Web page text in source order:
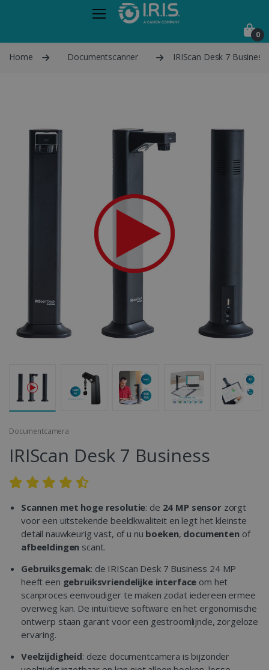
0
Home Documentscanner IRIScan Desk 7 Business
Documentcamera
IRIScan Desk 7 Business
Scannen met hoge resolutie: de 24 MP sensorzorgt
voor een uitstekende beeldkwaliteit en legt het kleinste
detail nauwkeurig vast, of u nu boeken, documentenof
afbeeldingen scant.
Gebruiksgemak: de IRIScan Desk 7 Business 24 MP
heeft een gebruiksvriendelijke interface om het
scanproces eenvoudiger te maken zodat iedereen ermee
overweg kan. De intuïtieve software en het ergonomische
ontwerp staan garant voor een gestroomlijnde, zorgeloze
ervaring.
Veelzijdigheid: deze documentcamera is bijzonder